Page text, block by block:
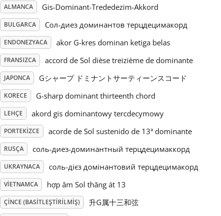
Русский
Svenska
Tiếng Việt
Türkçe
简体中文
繁體中文
ALMANCA Gis-Dominant-Trededezim-Akkord
BULGARCA Сол-диез доминантов терцдецимакорд
ENDONEZYACA akor G-kres dominan ketiga belas
FRANSIZCA accord de Sol dièse treizième de dominante
JAPONCA Gシャープ ドミナントサーティーンスコード
KORECE G-sharp dominant thirteenth chord
LEHÇE akord gis dominantowy tercdecymowy
PORTEKIZCE acorde de Sol sustenido de 13ª dominante
RUSÇA соль-диез-доминантный терцдецимаккорд
UKRAYNACA соль-дієз домінантовий терцдецимакорд
VIETNAMCA hợp âm Sol thăng át 13
ÇINCE (BASITLEŞTIRILMIŞ) 升G属十三和弦